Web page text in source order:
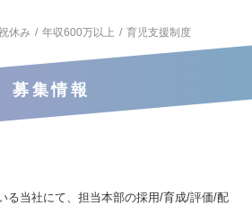
休み 年収600万以上 育児支援制度
募集情報
る当社にて、担当本部の採用/育成/評価/配